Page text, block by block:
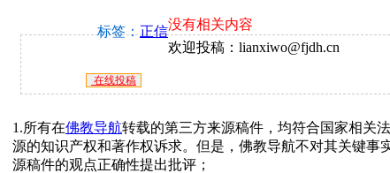
标签：正信没有相关内容
欢迎投稿：lianxiwo@fjdh.cn
在线投稿
1.所有在佛教导航转载的第三方来源稿件，均符合国家相关
源的知识产权和著作权诉求。但是，佛教导航不对其关键
源稿件的观点正确性提出批评；